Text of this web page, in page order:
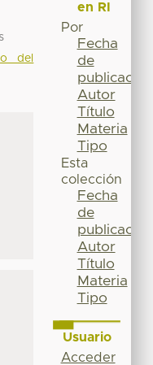
del
en RI
Por
Fecha
de
publicación
Autor
Título
Materia
Tipo
Esta
colección
Fecha
de
publicación
Autor
Título
Materia
Tipo
Usuario
Acceder